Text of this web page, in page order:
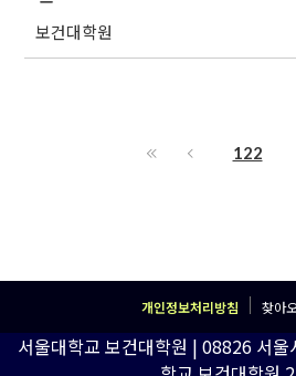
보건대학원
122
개인정보처리방침 찾아
서울대학교 보건대학원 | 08826 서울